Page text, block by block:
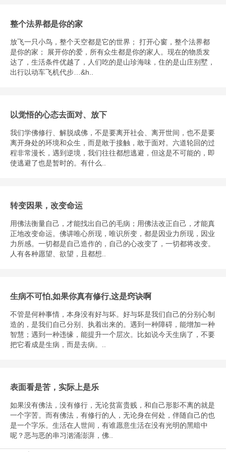
整个法界都是你的家
放飞一只小鸟，整个天空都是它的世界； 打开心窗，整个法界都
是你的家； 展开你的爱，所有众生都是你的家人。现在的物质发
达了，生活条件优越了，人们吃的是山珍海味，住的是山庄别墅，
出行以动车飞机代步…&h..
以觉悟的心态去面对、放下
我们学佛修行、解脱成佛，不是要离开社会、离开世间，也不是要
离开身处的环境和众生，而是敢于接触，敢于面对。六道轮回的过
程非常漫长，遇到逆境，我们往往都想逃避，但这是不可能的，即
使逃避了也是暂时的。有什么..
转变因果，改变命运
用佛法衡量自己，才能找出自己的毛病；用佛法改正自己，才能真
正地改变命运。佛讲唯心所现，唯识所变，都是因业力所现，因业
力所感。一切都是自己造作的，自己的心改变了，一切都将改变。
人有各种愿望、欲望，且都想..
生病不可怕,如果你真有修行,这是窍诀啊
不管是何种事情，本身没有好与坏。好与坏是我们自己的分别心制
造的，是我们自己分别、执着出来的。遇到一种障碍，能增加一种
智慧；遇到一种违缘，能提升一个层次。比如说今天生病了，不要
把它看成是生病，而是去病。..
表面看是苦，实际上是乐
如果没有佛法，没有修行，无论贫富贵贱，和自己形影不离的就是
一个字苦。而有佛法，有修行的人，无论身在何处，伴随自己的也
是一个字乐。生活在人世间，有谁愿意生活在没有光明的黑暗中
呢？恶与恶的串习汹涌澎湃，佛..